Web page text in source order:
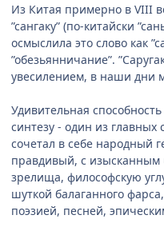
Из Китая примерно в VIII
”сангаку” (по-китайски
осмыслила это слово как
”обезьянничание”.
увесилением, в наши дни
Удивительная
синтезу - один из главных
сочетал в себе народный
правдивый, с изысканным
зрелища, философскую
шуткой балаганного
поэзией, песней,